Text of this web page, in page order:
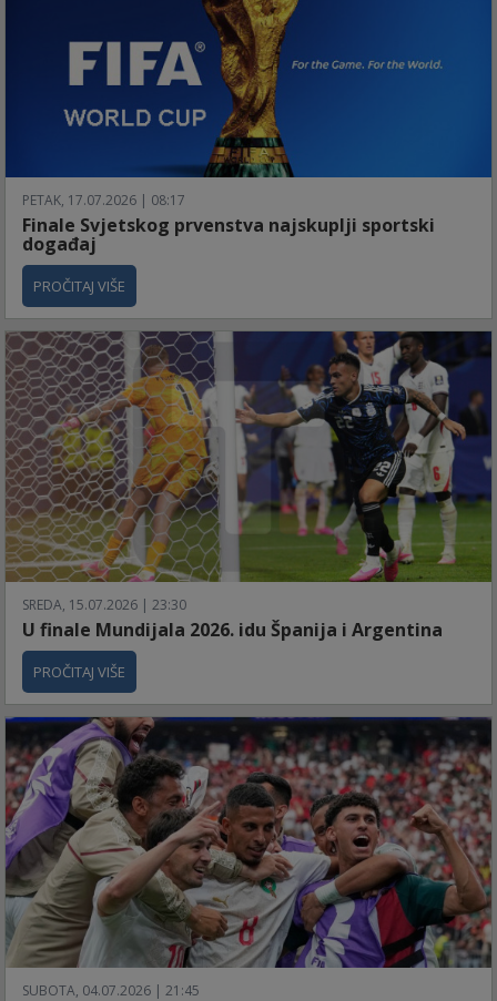
PETAK, 17.07.2026 | 08:17
Finale Svjetskog prvenstva najskuplji sportski
događaj
PROČITAJ VIŠE
SREDA, 15.07.2026 | 23:30
U finale Mundijala 2026. idu Španija i Argentina
PROČITAJ VIŠE
SUBOTA, 04.07.2026 | 21:45